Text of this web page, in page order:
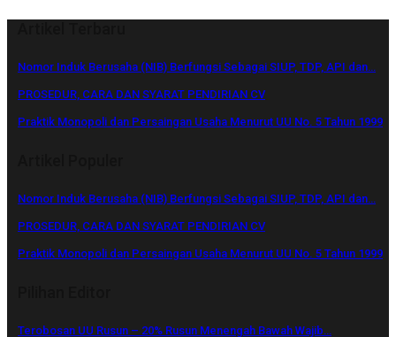
Nomor Induk Berusaha (NIB) Berfungsi Sebagai SIUP, TDP, API dan…
PROSEDUR, CARA DAN SYARAT PENDIRIAN CV
Praktik Monopoli dan Persaingan Usaha Menurut UU No. 5 Tahun 1999
Nomor Induk Berusaha (NIB) Berfungsi Sebagai SIUP, TDP, API dan…
PROSEDUR, CARA DAN SYARAT PENDIRIAN CV
Praktik Monopoli dan Persaingan Usaha Menurut UU No. 5 Tahun 1999
Terobosan UU Rusun – 20% Rusun Menengah Bawah Wajib…